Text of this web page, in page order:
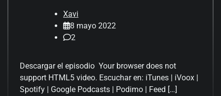
Xavi
8 mayo 2022
2
Descargar el episodio Your browser does not
support HTML5 video. Escuchar en: iTunes | iVoox |
Spotify | Google Podcasts | Podimo | Feed […]